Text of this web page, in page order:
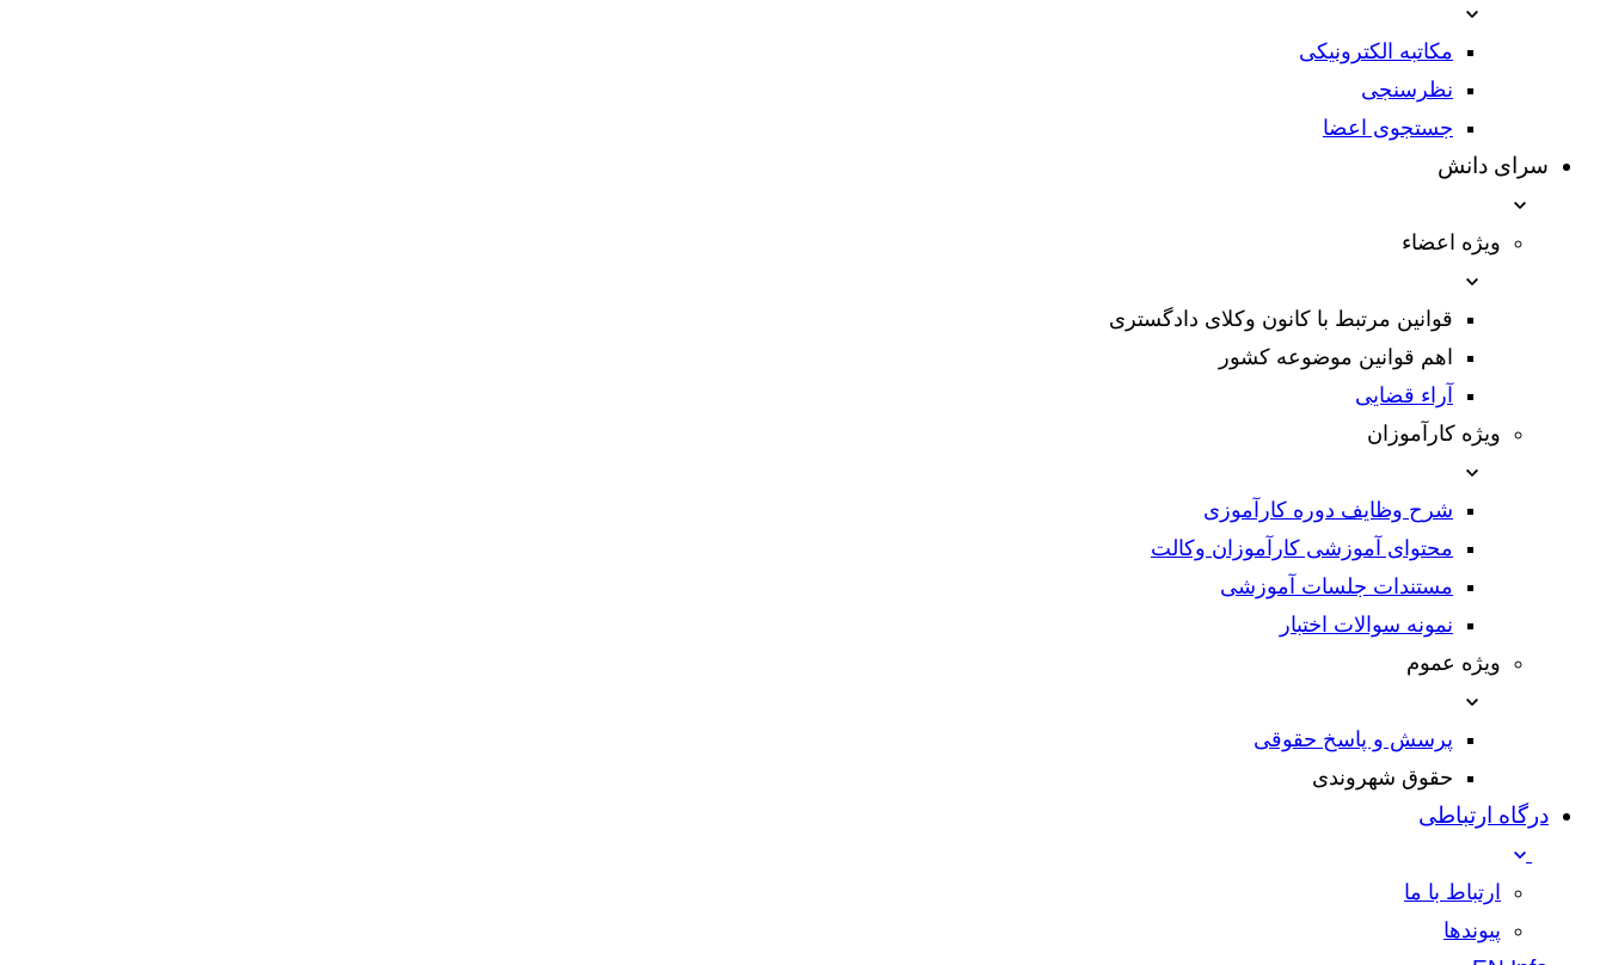
مکاتبه الکترونیکی
نظرسنجی
جستجوی اعضا
سرای دانش
ویژه اعضاء
قوانین مرتبط با کانون وکلای دادگستری
اهم قوانین موضوعه کشور
آراء قضایی
ویژه کارآموزان
شرح وظایف دوره کارآموزی
محتوای آموزشی کارآموزان وکالت
مستندات جلسات آموزشی
نمونه سوالات اختبار
ویژه عموم
پرسش و پاسخ حقوقی
حقوق شهروندی
درگاه ارتباطی
ارتباط با ما
پیوندها